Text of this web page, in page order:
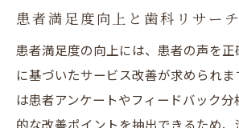
患者満足度向上と歯科リサー
患者満足度の向上には、患者の声を
に基づいたサービス改善が求められ
は患者アンケートやフィードバック分
的な改善ポイントを抽出できるため